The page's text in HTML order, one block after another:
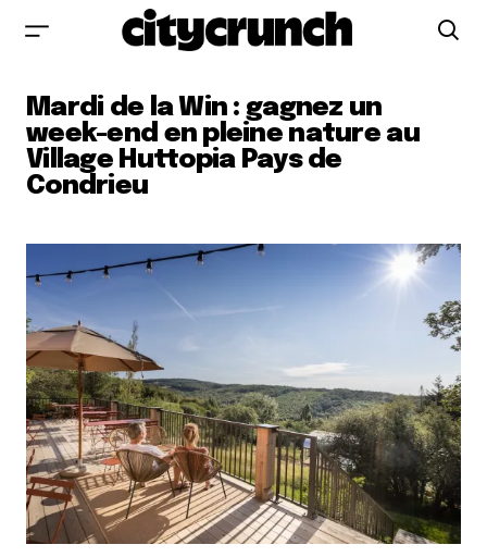
Mardi de la Win : gagnez un
week-end en pleine nature au
Village Huttopia Pays de
Condrieu